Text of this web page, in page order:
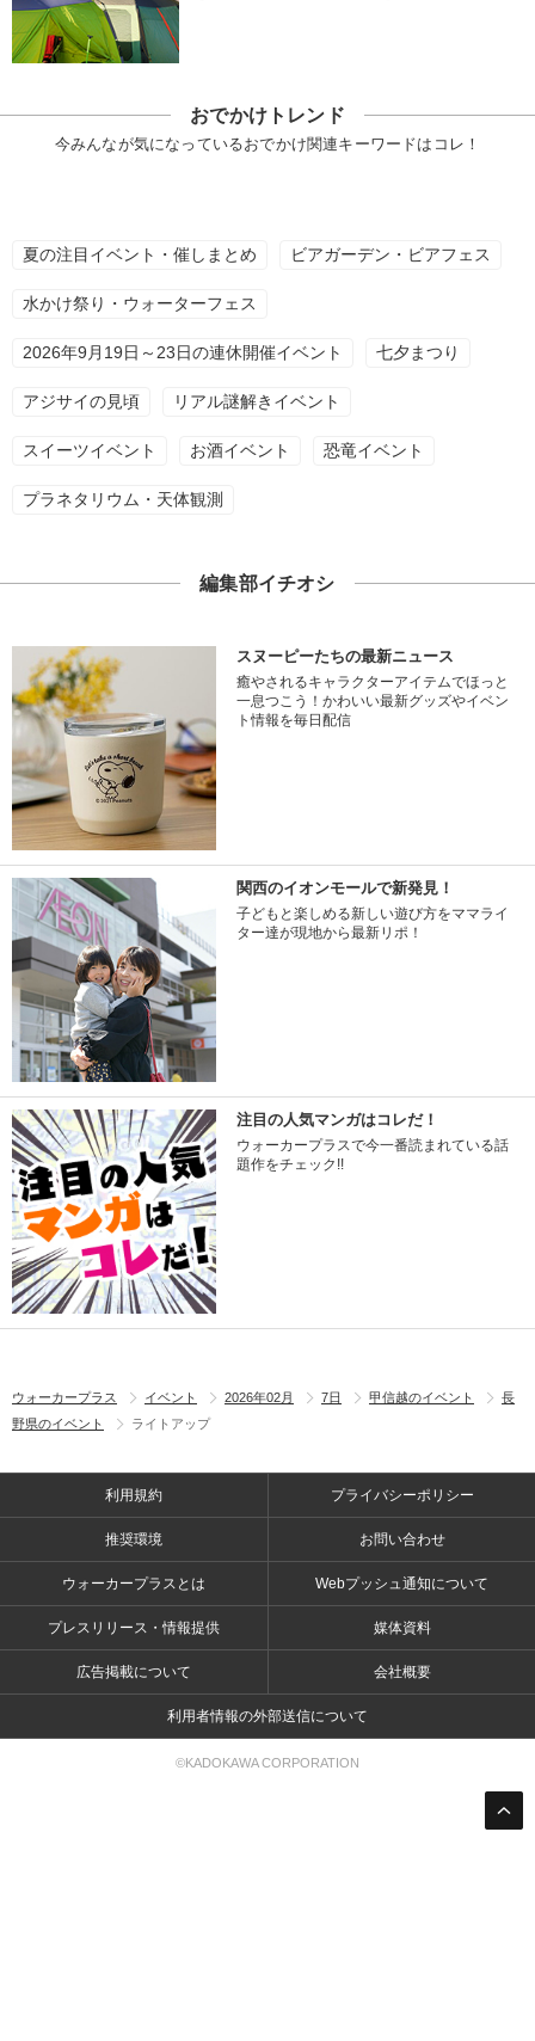
おでかけトレンド
今みんなが気になっているおでかけ関連キーワードはコレ！
夏の注目イベント・催しまとめ ビアガーデン・ビアフェス
水かけ祭り・ウォーターフェス
2026年9月19日～23日の連休開催イベント 七夕まつり
アジサイの見頃 リアル謎解きイベント
スイーツイベント お酒イベント 恐竜イベント
プラネタリウム・天体観測
編集部イチオシ
スヌーピーたちの最新ニュース
癒やされるキャラクターアイテムでほっと
一息つこう！かわいい最新グッズやイベン
ト情報を毎日配信
関西のイオンモールで新発見！
子どもと楽しめる新しい遊び方をママライ
ター達が現地から最新リポ！
注目の人気マンガはコレだ！
ウォーカープラスで今一番読まれている話
題作をチェック!!
ウォーカープラス イベント 2026年02月 7日 甲信越のイベント
長
野県のイベント
ライトアップ
利用規約 プライバシーポリシー
推奨環境 お問い合わせ
ウォーカープラスとは Webプッシュ通知について
プレスリリース・情報提供 媒体資料
広告掲載について 会社概要
利用者情報の外部送信について
©KADOKAWA CORPORATION